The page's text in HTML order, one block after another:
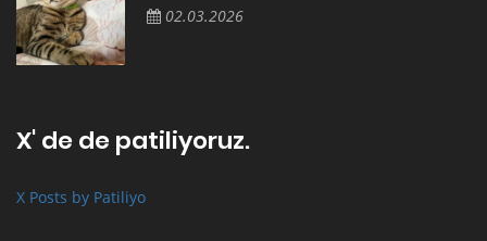
02.03.2026
X' de de patiliyoruz.
X Posts by Patiliyo